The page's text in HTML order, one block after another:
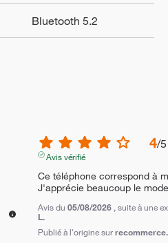
Bluetooth 5.2
4/5
Avis vérifié
Ce téléphone correspond à
J'apprécie beaucoup le
Avis du 05/08/2026 , suite à une
L.
Publié à l'origine sur